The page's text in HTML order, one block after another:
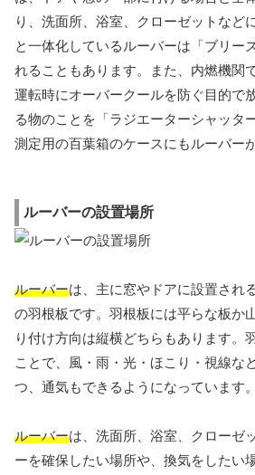
り、洗面所、浴室、クローゼットなど
と一体化しているルーバーは「ブリー
れることもあります。また、内燃機関
運転時にオーバークールを防ぐ目的で
る物のことを「ラジエーターシャッタ
測定用の百葉箱のケースにもルーバー
ルーバーの設置場所
ルーバーは、主に窓やドアに設置され
の羽根板です。羽根板には平らな板か
り付け方向は縦横どちらもあります。
ことで、風・雨・光・ほこり・視線な
つ、通気もできるようになっています。
ルーバーは、洗面所、浴室、クローゼ
ーを確保したい場所や、換気をしたい